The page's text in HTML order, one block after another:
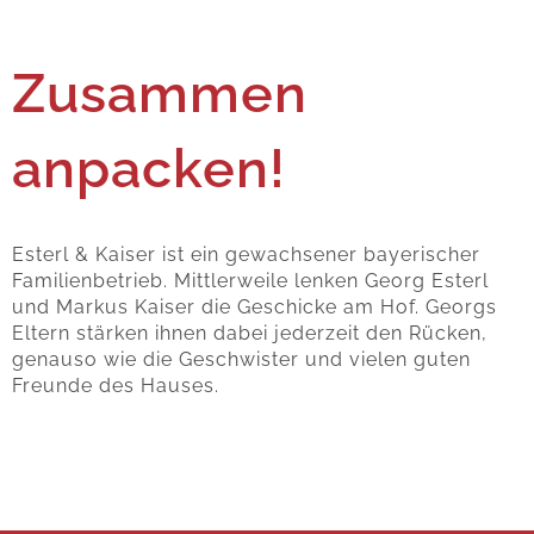
Zusammen
anpacken!
Esterl & Kaiser ist ein gewachsener bayerischer
Familienbetrieb. Mittlerweile lenken Georg Esterl
und Markus Kaiser die Geschicke am Hof. Georgs
Eltern stärken ihnen dabei jederzeit den Rücken,
genauso wie die Geschwister und vielen guten
Freunde des Hauses.